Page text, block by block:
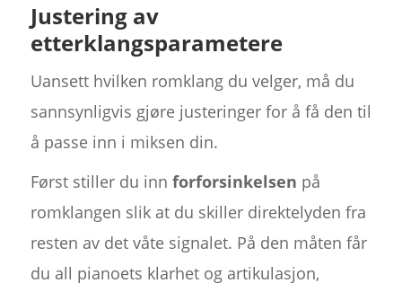
Justering av
etterklangsparametere
Uansett hvilken romklang du velger, må du
sannsynligvis gjøre justeringer for å få den til
å passe inn i miksen din.
Først stiller du inn forforsinkelsen på
romklangen slik at du skiller direktelyden fra
resten av det våte signalet. På den måten får
du all pianoets klarhet og artikulasjon,